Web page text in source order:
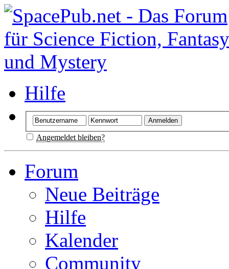
Hilfe
Angemeldet bleiben?
Forum
Neue Beiträge
Hilfe
Kalender
Community